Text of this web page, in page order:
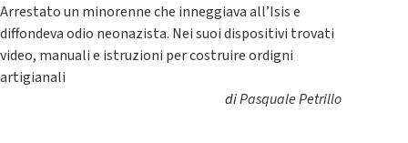
Arrestato un minorenne che inneggiava all’Isis e
diffondeva odio neonazista. Nei suoi dispositivi trovati
video, manuali e istruzioni per costruire ordigni
artigianali
diPasquale Petrillo